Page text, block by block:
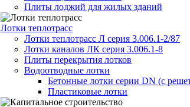
Плиты лоджий для жилых зданий
Лотки теплотрасс
Лотки теплотрасс Л серия 3.006.1-2/87
Лотки каналов ЛК серия 3.006.1-8
Плиты перекрытия лотков
Водоотводные лотки
Бетонные лотки серии DN (с
Пластиковые лотки